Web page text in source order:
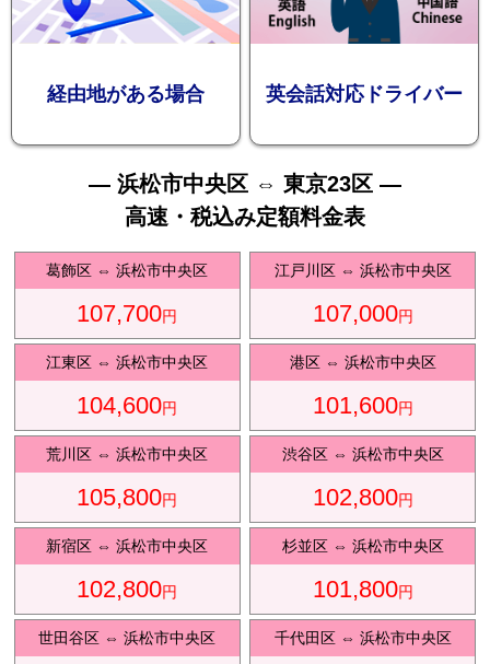
お勧め
送迎プ
ラン
観光タクシ
ー
経由地がある場合 英会話対応ドライバー
— 浜松市中央区 ⇔ 東京23区 —
高速・税込み定額料金表
葛飾区 ⇔浜松市中央区
107,700円
江戸川区⇔ 浜松市中央区
107,000円
江東区 ⇔浜松市中央区
104,600円
港区⇔ 浜松市中央区
101,600円
荒川区 ⇔浜松市中央区
105,800円
渋谷区⇔ 浜松市中央区
102,800円
新宿区 ⇔浜松市中央区
102,800円
杉並区⇔ 浜松市中央区
101,800円
世田谷区 ⇔浜松市中央区 千代田区⇔ 浜松市中央区